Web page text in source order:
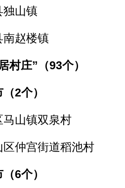
独山镇
南赵楼镇
村庄”（93个）
2个）
山镇双泉村
仲宫街道稻池村
6个）